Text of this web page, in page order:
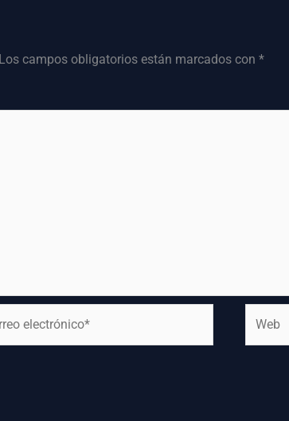
Los campos obligatorios están marcados con *